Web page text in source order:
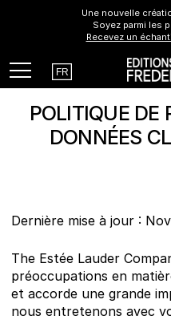
Une nouvelle
Soyez parmi les
Recevez un
Menu Country
FR
POLITIQUE DE
DONNÉES
Dernière mise à jour :
The Estée Lauder
préoccupations en
et accorde une grande
nous entretenons avec